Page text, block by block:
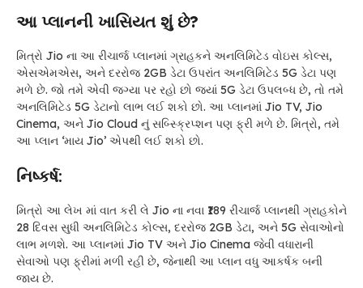
આ પ્લાનની ખાસિયત શું છે?
મિત્રો Jio ના આ રીચાર્જ પ્લાનમાં ગ્રાહકને અનલિમિટેડ વોઇસ કોલ્સ,
એસએમએસ, અને દરરોજ 2GB ડેટા ઉપરાંત અનલિમિટેડ 5G ડેટા પણ
મળે છે. જો તમે એવી જગ્યા પર રહો છો જ્યાં 5G ડેટા ઉપલબ્ધ છે, તો તમે
અનલિમિટેડ 5G ડેટાનો લાભ લઈ શકો છો. આ પ્લાનમાં Jio TV, Jio
Cinema, અને Jio Cloud નું સબ્સ્ક્રિપ્શન પણ ફ્રી મળે છે. મિત્રો, તમે
આ પ્લાન ‘માય Jio’ એપથી લઈ શકો છો.
નિષ્કર્ષ:
મિત્રો આ લેખ માં વાત કરી લે Jio ના નવા ₹189 રીચાર્જ પ્લાનથી ગ્રાહકોને
28 દિવસ સુધી અનલિમિટેડ કોલ્સ, દરરોજ 2GB ડેટા, અને 5G સેવાઓનો
લાભ મળશે. આ પ્લાનમાં Jio TV અને Jio Cinema જેવી વધારાની
સેવાઓ પણ ફ્રીમાં મળી રહી છે, જેનાથી આ પ્લાન વધુ આકર્ષક બની
જાય છે.